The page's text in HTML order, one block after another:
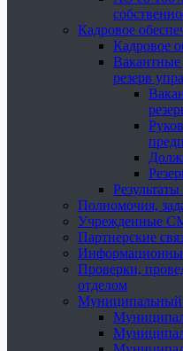
Кадровое
Кадровое
Вакантные
резерв
Полномочия,
Учрежденные
Партнерские
Проверки,
отделом
Муниципальный